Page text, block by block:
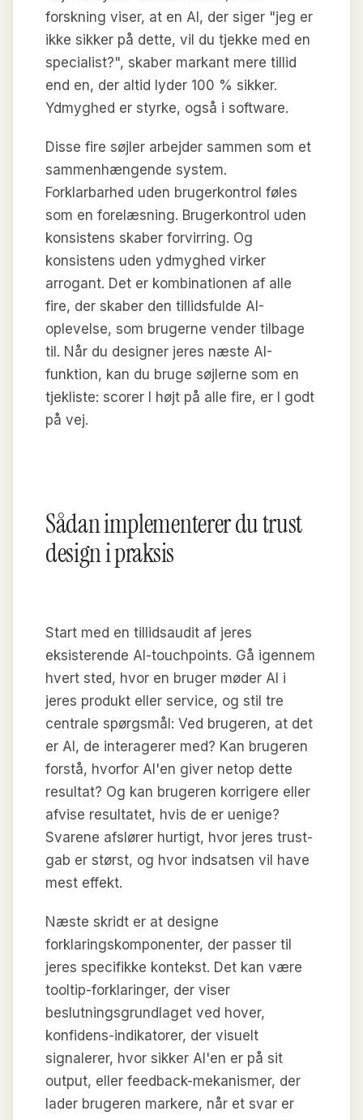
forskning viser, at en AI, der siger "jeg er
ikke sikker på dette, vil du tjekke med en
specialist?", skaber markant mere tillid
end en, der altid lyder 100 % sikker.
Ydmyghed er styrke, også i software.
Disse fire søjler arbejder sammen som et
sammenhængende system.
Forklarbarhed uden brugerkontrol føles
som en forelæsning. Brugerkontrol uden
konsistens skaber forvirring. Og
konsistens uden ydmyghed virker
arrogant. Det er kombinationen af alle
fire, der skaber den tillidsfulde AI-
oplevelse, som brugerne vender tilbage
til. Når du designer jeres næste AI-
funktion, kan du bruge søjlerne som en
tjekliste: scorer I højt på alle fire, er I godt
på vej.
Sådan implementerer du trust
design i praksis
Start med en tillidsaudit af jeres
eksisterende AI-touchpoints. Gå igennem
hvert sted, hvor en bruger møder AI i
jeres produkt eller service, og stil tre
centrale spørgsmål: Ved brugeren, at det
er AI, de interagerer med? Kan brugeren
forstå, hvorfor AI'en giver netop dette
resultat? Og kan brugeren korrigere eller
afvise resultatet, hvis de er uenige?
Svarene afslører hurtigt, hvor jeres trust-
gab er størst, og hvor indsatsen vil have
mest effekt.
Næste skridt er at designe
forklaringskomponenter, der passer til
jeres specifikke kontekst. Det kan være
tooltip-forklaringer, der viser
beslutningsgrundlaget ved hover,
konfidens-indikatorer, der visuelt
signalerer, hvor sikker AI'en er på sit
output, eller feedback-mekanismer, der
lader brugeren markere, når et svar er